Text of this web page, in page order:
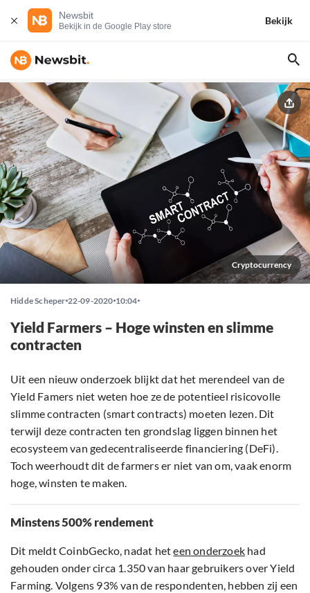
Newsbit
Bekijk in de Google Play store
Bekijk
Cryptocurrency
Hidde Scheper 22-09-2020 10:04
Yield Farmers – Hoge winsten en slimme
contracten
Uit een nieuw onderzoek blijkt dat het merendeel van de
Yield Famers niet weten hoe ze de potentieel risicovolle
slimme contracten (smart contracts) moeten lezen. Dit
terwijl deze contracten ten grondslag liggen binnen het
ecosysteem van gedecentraliseerde financiering (DeFi).
Toch weerhoudt dit de farmers er niet van om, vaak enorm
hoge, winsten te maken.
Minstens 500% rendement
Dit meldt CoinbGecko, nadat heteen onderzoek had
gehouden onder circa 1.350 van haar gebruikers over Yield
Farming. Volgens 93% van de respondenten, hebben zij een